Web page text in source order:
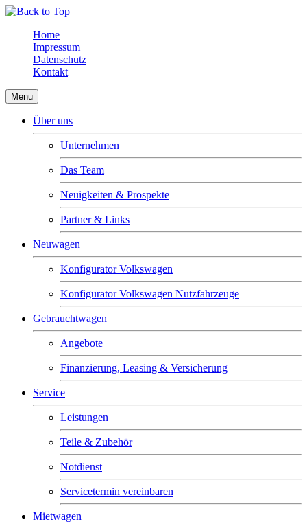
Home
Impressum
Datenschutz
Kontakt
Menu
Über uns
Unternehmen
Das Team
Neuigkeiten & Prospekte
Partner & Links
Neuwagen
Konfigurator Volkswagen
Konfigurator Volkswagen Nutzfahrzeuge
Gebrauchtwagen
Angebote
Finanzierung, Leasing & Versicherung
Service
Leistungen
Teile & Zubehör
Notdienst
Servicetermin vereinbaren
Mietwagen